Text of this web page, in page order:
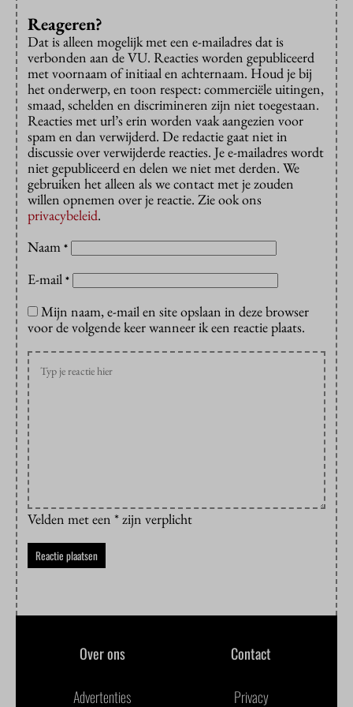
Reageren?
Dat is alleen mogelijk met een e-mailadres dat is
verbonden aan de VU. Reacties worden gepubliceerd
met voornaam of initiaal en achternaam. Houd je bij
het onderwerp, en toon respect: commerciële uitingen,
smaad, schelden en discrimineren zijn niet toegestaan.
Reacties met url’s erin worden vaak aangezien voor
spam en dan verwijderd. De redactie gaat niet in
discussie over verwijderde reacties. Je e-mailadres wordt
niet gepubliceerd en delen we niet met derden. We
gebruiken het alleen als we contact met je zouden
willen opnemen over je reactie. Zie ook ons
privacybeleid.
Naam *
E-mail *
Mijn naam, e-mail en site opslaan in deze browser
voor de volgende keer wanneer ik een reactie plaats.
Velden met een * zijn verplicht
Over ons Contact
Advertenties Privacy